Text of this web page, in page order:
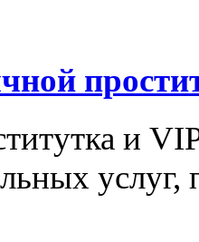
и
услуг,